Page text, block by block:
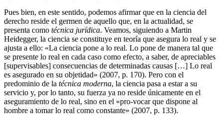
Pues bien, en este sentido, podemos afirmar que en la ciencia del
derecho reside el germen de aquello que, en la actualidad, se
presenta como técnica jurídica. Veamos, siguiendo a Martin
Heidegger, la ciencia se constituye en teoría que asegura lo real y se
ajusta a ello: «La ciencia pone a lo real. Lo pone de manera tal que
se presente lo real en cada caso como efecto, a saber, de apreciables
[supervisables] consecuencias de determinadas causas […] Lo real
es asegurado en su objetidad» (2007, p. 170). Pero con el
predominio de la técnica moderna, la ciencia pasa a estar a su
servicio y, por lo tanto, su fuerza ya no reside únicamente en el
aseguramiento de lo real, sino en el «pro-vocar que dispone al
hombre a tomar lo real como constante» (2007, p. 133).